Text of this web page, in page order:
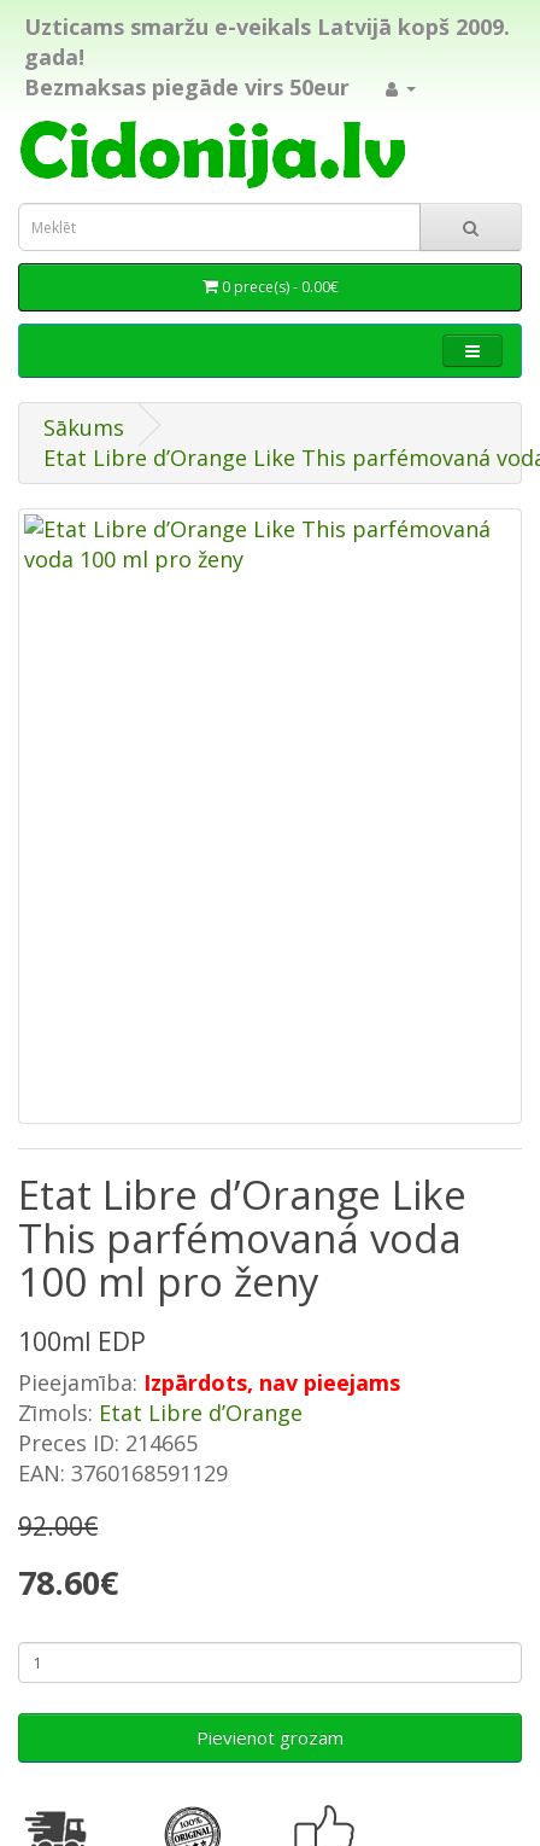
Uzticams smaržu e-veikals Latvijā kopš 2009.
gada!
Bezmaksas piegāde virs 50eur
0 prece(s) - 0.00€
Sākums
Etat Libre d’Orange Like This parfémovaná
Etat Libre d’Orange Like
This parfémovaná voda
100 ml pro ženy
100ml EDP
Pieejamība: Izpārdots, nav pieejams
Zīmols: Etat Libre d’Orange
Preces ID: 214665
EAN: 3760168591129
92.00€
78.60€
Pievienot grozam